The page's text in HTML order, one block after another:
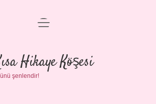
Anasayfa
Gizlilik Politikası
Yasal Uyarı
menüyü
Hikaye Köşesi
şenlendir!